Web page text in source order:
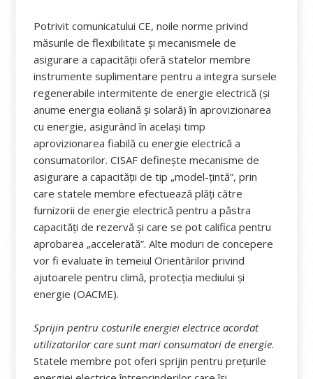
Potrivit comunicatului CE, noile norme privind
măsurile de flexibilitate și mecanismele de
asigurare a capacității oferă statelor membre
instrumente suplimentare pentru a integra sursele
regenerabile intermitente de energie electrică (și
anume energia eoliană și solară) în aprovizionarea
cu energie, asigurând în același timp
aprovizionarea fiabilă cu energie electrică a
consumatorilor. CISAF definește mecanisme de
asigurare a capacității de tip „model-țintă”, prin
care statele membre efectuează plăți către
furnizorii de energie electrică pentru a păstra
capacități de rezervă și care se pot califica pentru
aprobarea „accelerată”. Alte moduri de concepere
vor fi evaluate în temeiul Orientărilor privind
ajutoarele pentru climă, protecția mediului și
energie (OACME).
Sprijin pentru costurile energiei electrice acordat
utilizatorilor care sunt mari consumatori de energie.
Statele membre pot oferi sprijin pentru prețurile